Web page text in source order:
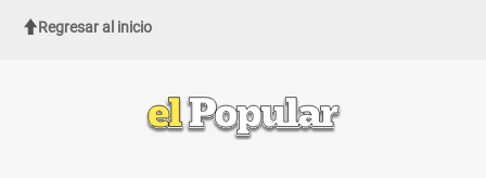
Regresar al inicio